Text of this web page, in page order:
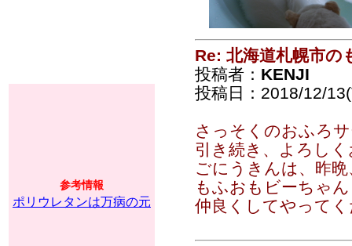
参考情報
ポリウレタンは万病の元
Re: 北海道札幌市の
投稿者： KENJI
投稿日：2018/12/
さっそくのおふろ
引き続き、よろし
ごにうきんは、昨
もふおもビーちゃ
仲良くしてやって